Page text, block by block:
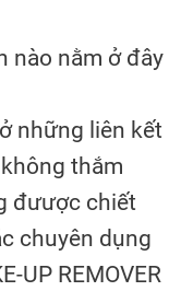
nào nằm ở đây
những liên kết
thắm
đưược chiết
chuyên dụng
UP REMOVER